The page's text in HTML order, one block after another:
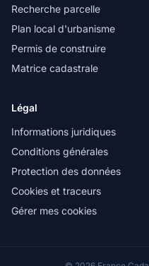
Recherche parcelle
Plan local d'urbanisme
Permis de construire
Matrice cadastrale
Légal
Informations juridiques
Conditions générales
Protection des données
Cookies et traceurs
Gérer mes cookies